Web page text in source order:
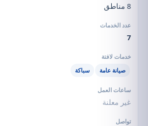
8 مناطق
7
صيانة عامة سباكة
غير معلنة